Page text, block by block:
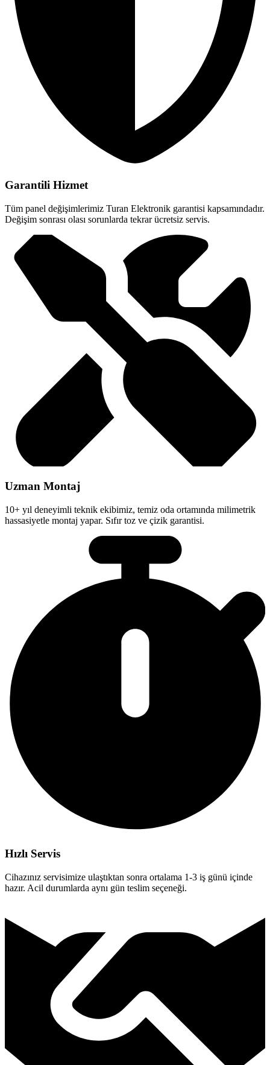
Garantili Hizmet
Tüm panel değişimlerimiz Turan Elektronik garantisi kapsamındadır.
Değişim sonrası olası sorunlarda tekrar ücretsiz servis.
Uzman Montaj
10+ yıl deneyimli teknik ekibimiz, temiz oda ortamında milimetrik
hassasiyetle montaj yapar. Sıfır toz ve çizik garantisi.
Hızlı Servis
Cihazınız servisimize ulaştıktan sonra ortalama 1-3 iş günü içinde
hazır. Acil durumlarda aynı gün teslim seçeneği.